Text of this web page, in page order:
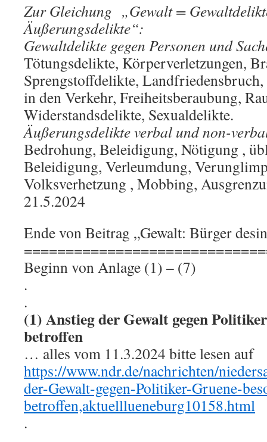
Zur Gleichung „Gewalt =
Äußerungsdelikte“:
Gewaltdelikte gegen Personen und
Tötungsdelikte, Körperverletzungen,
Sprengstoffdelikte,
in den Verkehr, Freiheitsberaubung,
Widerstandsdelikte, Sexualdelikte.
Äußerungsdelikte verbal und non-
Bedrohung, Beleidigung, Nötigung ,
Beleidigung, Verleumdung,
Volksverhetzung , Mobbing,
21.5.2024
Ende von Beitrag „Gewalt: Bürger
Beginn von Anlage (1) – (7)
.
.
(1) Anstieg der Gewalt gegen
betroffen
… alles vom 11.3.2024 bitte lesen auf
https://www.ndr.de/nachrichten/
der-Gewalt-gegen-Politiker-Gruene-
betroffen,aktuelllueneburg10158.html
.